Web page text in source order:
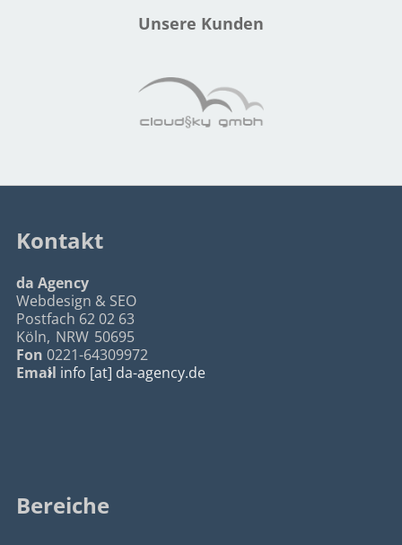
Unsere Kunden
Kontakt
da Agency
Webdesign & SEO
Postfach 62 02 63
Köln, NRW 50695
Fon 0221-64309972
Email info [at] da-agency.de
Bereiche